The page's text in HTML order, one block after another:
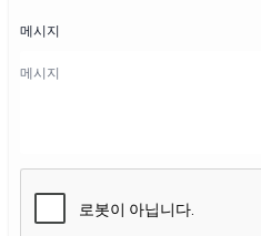
메시지